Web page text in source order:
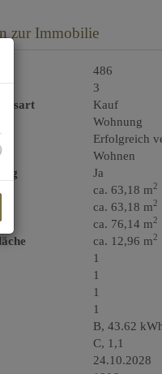
zur Immobilie
486
3
Kauf
Wohnung
Erfolgreich
Wohnen
Ja
ca. 63,18 m2
ca. 63,18 m2
ca. 76,14 m2
ca. 12,96 m2
1
1
1
1
B, 43.62
C, 1,1
24.10.2028